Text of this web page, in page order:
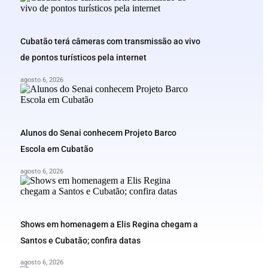
Cubatão terá câmeras com transmissão ao vivo
de pontos turísticos pela internet
agosto 6, 2026
Alunos do Senai conhecem Projeto Barco
Escola em Cubatão
agosto 6, 2026
Shows em homenagem a Elis Regina chegam a
Santos e Cubatão; confira datas
agosto 6, 2026